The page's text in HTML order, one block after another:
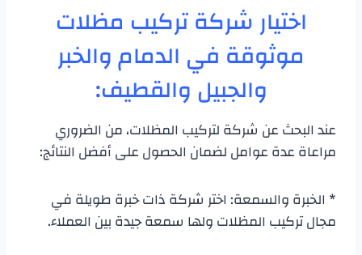
اختيار شركة تركيب مظلات
موثوقة في الدمام والخبر
والجبيل والقطيف:
عند البحث عن شركة لتركيب المظلات، من الضروري
مراعاة عدة عوامل لضمان الحصول على أفضل النتائج:
* الخبرة والسمعة: اختر شركة ذات خبرة طويلة في
مجال تركيب المظلات ولها سمعة جيدة بين العملاء.